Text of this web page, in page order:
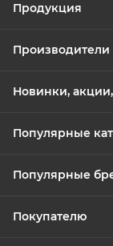
Продукция
Производители
Новинки,
Популярные
Популярные
Покупателю